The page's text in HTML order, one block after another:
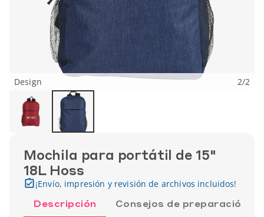
Design 2/2
Mochila para portátil de 15"
18L Hoss
¡Envío, impresión y revisión de archivos incluidos!
Descripción Consejos de preparación